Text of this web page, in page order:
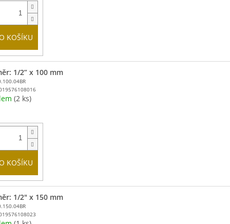
KOŠÍKU
1/2” x 100 mm
(2 ks)
KOŠÍKU
1/2" x 150 mm